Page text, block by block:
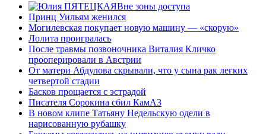
Вне зоны доступа
Принц Уильям женился
Могилевская покупает новую машину — «cкорую»
Лолита проигралась
После травмы позвоночника Виталия Кличко
прооперировали в Австрии
От матери Абдулова скрывали, что у сына рак легких
четвертой стадии
Басков прощается с эстрадой
Писателя Сорокина сбил КамАЗ
В новом клипе Татьяну Недельскую одели в
нарисованную рубашку